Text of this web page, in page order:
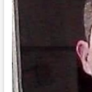
грузинский